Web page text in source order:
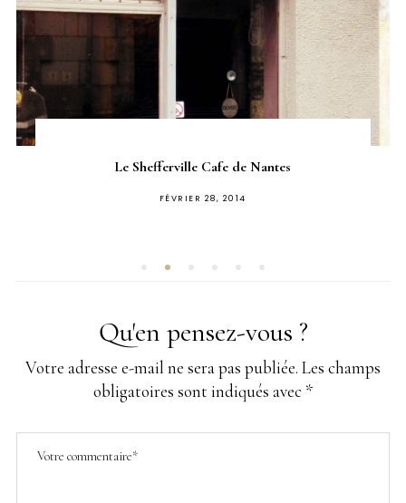
Le Shefferville Cafe de Nantes
PUBLIÉ
FÉVRIER 28, 2014
Qu'en pensez-vous ?
Votre adresse e-mail ne sera pas publiée. Les champs
obligatoires sont indiqués avec *